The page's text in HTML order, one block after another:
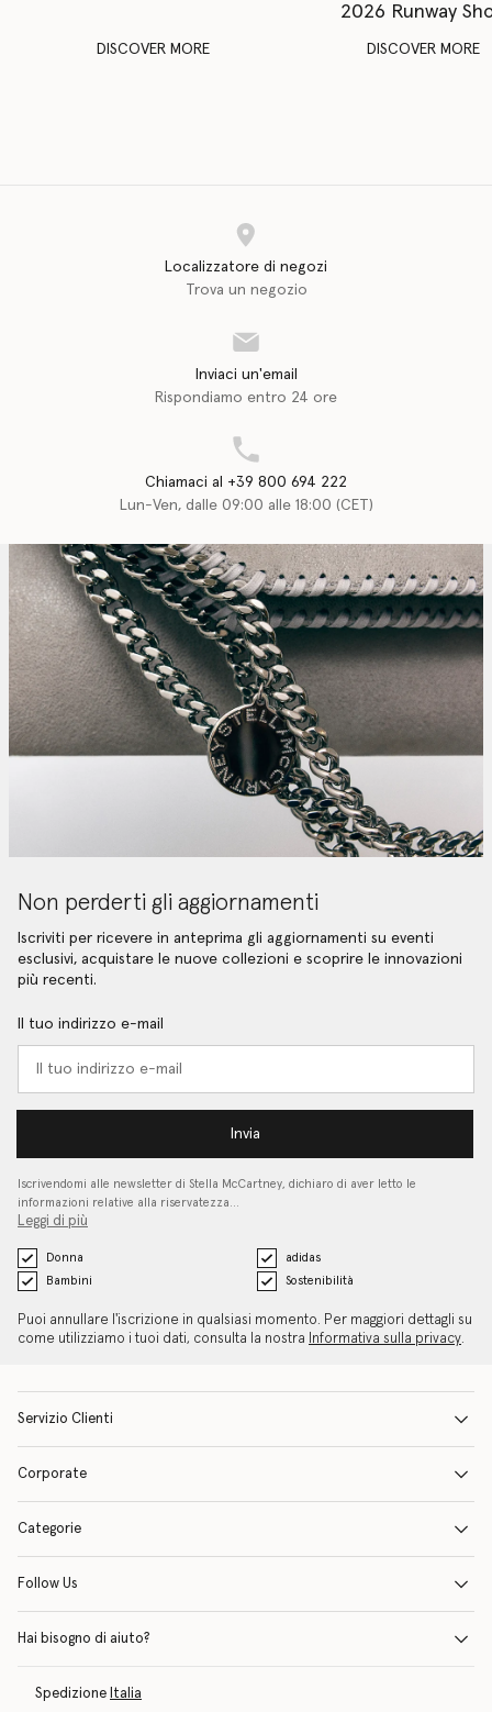
DISCOVER MORE
2026 Runway
DISCOVER MORE
Localizzatore di negozi
Trova un negozio
Inviaci un'email
Rispondiamo entro 24 ore
Chiamaci al +39 800 694 222
Lun-Ven, dalle 09:00 alle 18:00 (CET)
Non perderti gli aggiornamenti
Iscriviti per ricevere in anteprima gli aggiornamenti su eventi
esclusivi, acquistare le nuove collezioni e scoprire le innovazioni
più recenti.
Il tuo indirizzo e-mail
Invia
Iscrivendomi alle newsletter di Stella McCartney, dichiaro di aver letto le
informazioni relative alla riservatezza…
Leggi di più
Donna
adidas
Bambini
Sostenibilità
Puoi annullare l'iscrizione in qualsiasi momento. Per maggiori dettagli su
come utilizziamo i tuoi dati, consulta la nostra
Informativa sulla privacy.
Servizio Clienti
Corporate
Categorie
Follow Us
Hai bisogno di aiuto?
Spedizione Italia